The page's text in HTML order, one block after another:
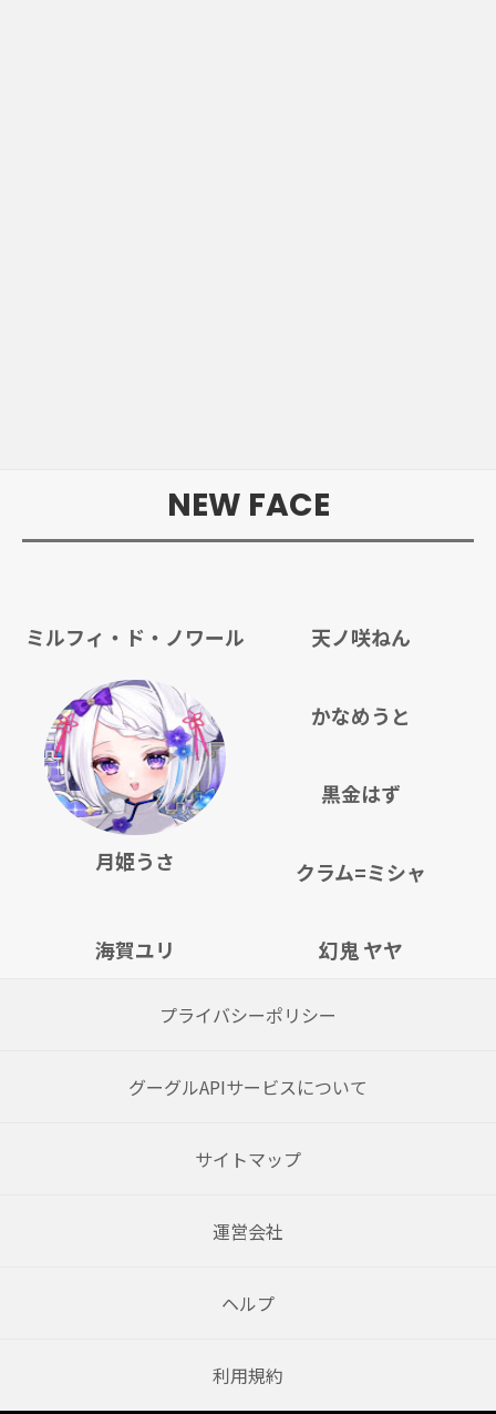
NEW FACE
ミルフィ・ド・ノワール 天ノ咲ねん
月姫うさ
かなめうと
黒金はず
クラム=ミシャ
海賀ユリ 幻鬼 ヤヤ
プライバシーポリシー
グーグルAPIサービスについて
サイトマップ
運営会社
ヘルプ
利用規約